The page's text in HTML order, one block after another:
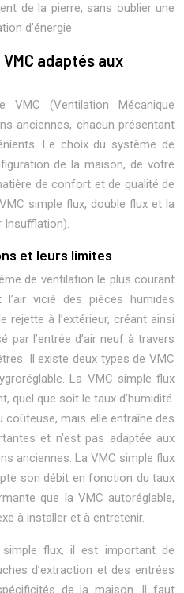
de la pierre, sans oublier une
d’énergie.
adaptés aux
(Ventilation Mécanique
anciennes, chacun présentant
Le choix du système de
de la maison, de votre
de confort et de qualité de
simple flux, double flux et la
Insufflation).
et leurs limites
de ventilation le plus courant
vicié des pièces humides
rejette à l’extérieur, créant ainsi
par l’entrée d’air neuf à travers
Il existe deux types de VMC
La VMC simple flux
quel que soit le taux d’humidité.
coûteuse, mais elle entraîne des
et n’est pas adaptée aux
anciennes. La VMC simple flux
son débit en fonction du taux
que la VMC autoréglable,
à installer et à entretenir.
flux, il est important de
d’extraction et des entrées
de la maison. Il faut